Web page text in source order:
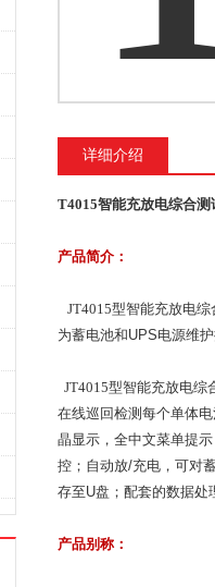
详细介绍
T4015智能充放电综合测
产品简介：
JT4015型智能充放电综
为蓄电池和UPS电源维
JT4015型智能充放电综
在线巡回检测每个单体
晶显示，全中文菜单提
控；自动放/充电，可对
存至U盘；配套的数据处
产品别称：